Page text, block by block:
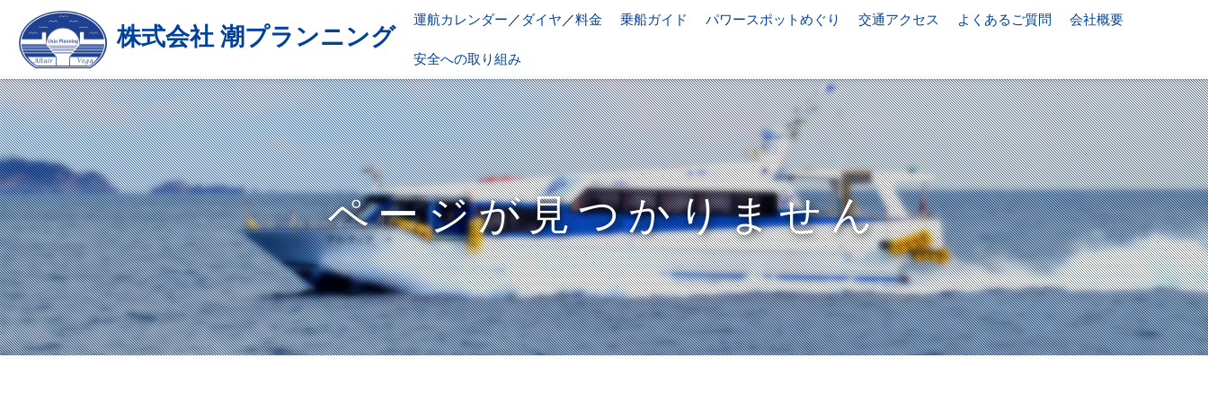
株式会社 潮プランニング
運航カレンダー ／ ダイヤ ／料金 乗船ガイド パワースポットめぐり 交通アクセス よくあるご質問 会社概要
安全への取り組み
ページが見つかりません